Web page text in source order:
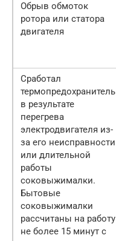
Обрыв обмоток
ротора или статора
двигателя
Сработал
термопредохранитель
в результате
перегрева
электродвигателя из-
за его неисправности
или длительной
работы
соковыжималки.
Бытовые
соковыжималки
рассчитаны на работу
не более 15 минут с